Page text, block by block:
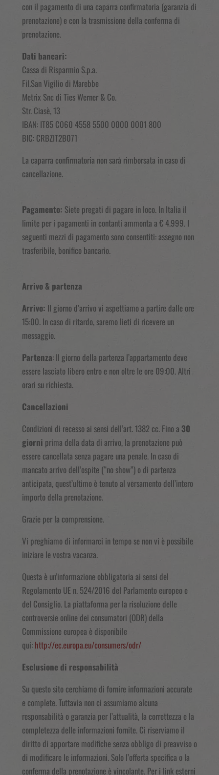
con il pagamento di una caparra confirmatoria (garanzia di
prenotazione) e con la trasmissione della conferma di
prenotazione.
Dati bancari:
Cassa di Risparmio S.p.a.
Fil.San Vigilio di Marebbe
Metrix Snc di Ties Werner & Co.
Str. Ciasè, 13
IBAN: IT85 C060 4558 5500 0000 0001 800
BIC: CRBZIT2B071
La caparra confirmatoria non sarà rimborsata in caso di
cancellazione.
Pagamento: Siete pregati di pagare in loco. In Italia il
limite per i pagamenti in contanti ammonta a € 4.999. I
seguenti mezzi di pagamento sono consentiti: assegno non
trasferibile, bonifico bancario.
Arrivo & partenza
Arrivo: Il giorno d’arrivo vi aspettiamo a partire dalle ore
15:00. In caso di ritardo, saremo lieti di ricevere un
messaggio.
Partenza: Il giorno della partenza l’appartamento deve
essere lasciato libero entro e non oltre le ore 09:00. Altri
orari su richiesta.
Cancellazioni
Condizioni di recesso ai sensi dell’art. 1382 cc. Fino a 30
giorni prima della data di arrivo, la prenotazione può
essere cancellata senza pagare una penale. In caso di
mancato arrivo dell’ospite (“no show”) o di partenza
anticipata, quest’ultimo è tenuto al versamento dell’intero
importo della prenotazione.
Grazie per la comprensione.
Vi preghiamo di informarci in tempo se non vi è possibile
iniziare le vostra vacanza.
Questa è un’informazione obbligatoria ai sensi del
Regolamento UE n. 524/2016 del Parlamento europeo e
del Consiglio. La piattaforma per la risoluzione delle
controversie online dei consumatori (ODR) della
Commissione europea è disponibile
qui: http://ec.europa.eu/consumers/odr/
Esclusione di responsabilità
Su questo sito cerchiamo di fornire informazioni accurate
e complete. Tuttavia non ci assumiamo alcuna
responsabilità o garanzia per l’attualità, la correttezza e la
completezza delle informazioni fornite. Ci riserviamo il
diritto di apportare modifiche senza obbligo di preavviso o
di modificare le informazioni. Solo l’offerta specifica o la
conferma della prenotazione è vincolante. Per i link esterni